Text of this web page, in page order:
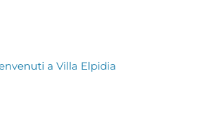
a Villa Elpidia